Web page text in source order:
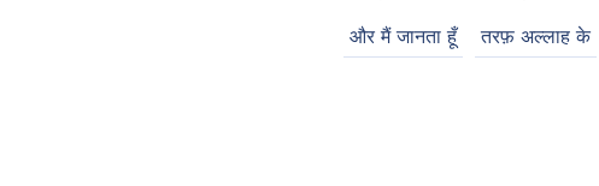
तरफ़ अल्लाह के
और मैं जानता हूँ